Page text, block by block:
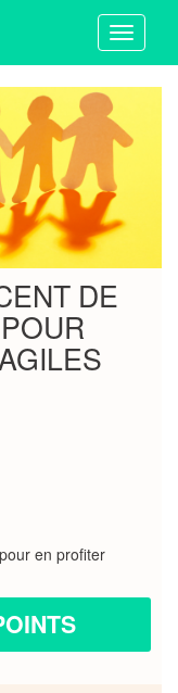
Toggle
DE
pour en profiter